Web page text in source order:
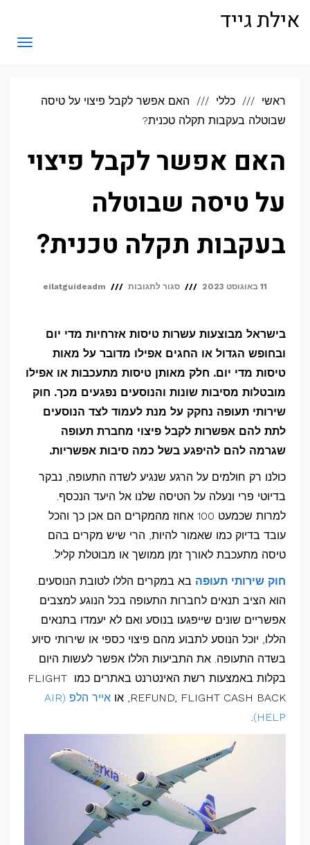
אילת גייד
ראשי כללי
האם אפשר לקבל פיצוי על טיסה
שבוטלה בעקבות תקלה טכנית?
האם אפשר לקבל פיצוי
על טיסה שבוטלה
בעקבות תקלה טכנית?
11 באוגוסט 2023 סגור לתגובות על
לקבל
פיצוי
על
טיסה
שבוטלה
בעקבות
תקלה
טכנית?
eilatguideadm
בישראל מבוצעות עשרות טיסות אזרחיות מדי יום
ובחופש הגדול או החגים אפילו מדובר על מאות
טיסות מדי יום. חלק מאותן טיסות מתעכבות או אפילו
מובטלות מסיבות שונות והנוסעים נפגעים מכך. חוק
שירותי תעופה נחקק על מנת לעמוד לצד הנוסעים
לתת להם אפשרות לקבל פיצוי מחברת תעופה
שגרמה להם להיפגע בשל כמה סיבות אפשריות.
כולנו רק חולמים על הרגע שנגיע לשדה התעופה, נבקר
בדיוטי פרי ונעלה על הטיסה שלנו אל היעד הנכסף.
למרות שכמעט 100 אחוז מהמקרים הם אכן כך והכל
עובד בדיוק כמו שאמור להיות, הרי שיש מקרים בהם
טיסה מתעכבת לאורך זמן ממושך או מבוטלת קליל.
חוק שירותי תעופה בא במקרים הללו לטובת הנוסעים.
הוא הציב תנאים לחברות התעופה בכל הנוגע למצבים
אפשריים שונים שייפגעו בנוסע ואם לא יעמדו בתנאים
הללו, יוכל הנוסע לתבוע מהם פיצוי כספי או שירותי סיוע
בשדה התעופה. את התביעות הללו אפשר לעשות היום
בקלות באמצעות רשת האינטרנט באתרים כמו FLIGHT
REFUND, FLIGHT CASH BACK, או
אייר הלפ (AIR
HELP)
.